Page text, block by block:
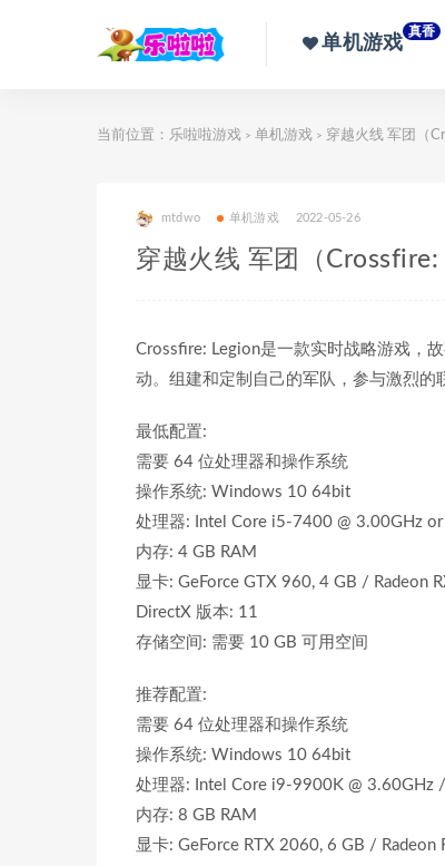
单机游戏
真香
当前位置： 乐啦啦游戏 > 单机游戏 > 穿越火线 军团（
mtdwo 单机游戏 2022-05-26
穿越火线 军团（Crossfire:
Crossfire: Legion是一款实时战略游戏，
动。组建和定制自己的军队，参与激烈的
最低配置:
需要 64 位处理器和操作系统
操作系统: Windows 10 64bit
处理器: Intel Core i5-7400 @ 3.00GHz
内存: 4 GB RAM
显卡: GeForce GTX 960, 4 GB / Radeon
DirectX 版本: 11
存储空间: 需要 10 GB 可用空间
推荐配置:
需要 64 位处理器和操作系统
操作系统: Windows 10 64bit
处理器: Intel Core i9-9900K @ 3.60GHz
内存: 8 GB RAM
显卡: GeForce RTX 2060, 6 GB / Radeon